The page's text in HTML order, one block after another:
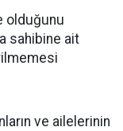
olduğunu
sahibine ait
ve ailelerinin